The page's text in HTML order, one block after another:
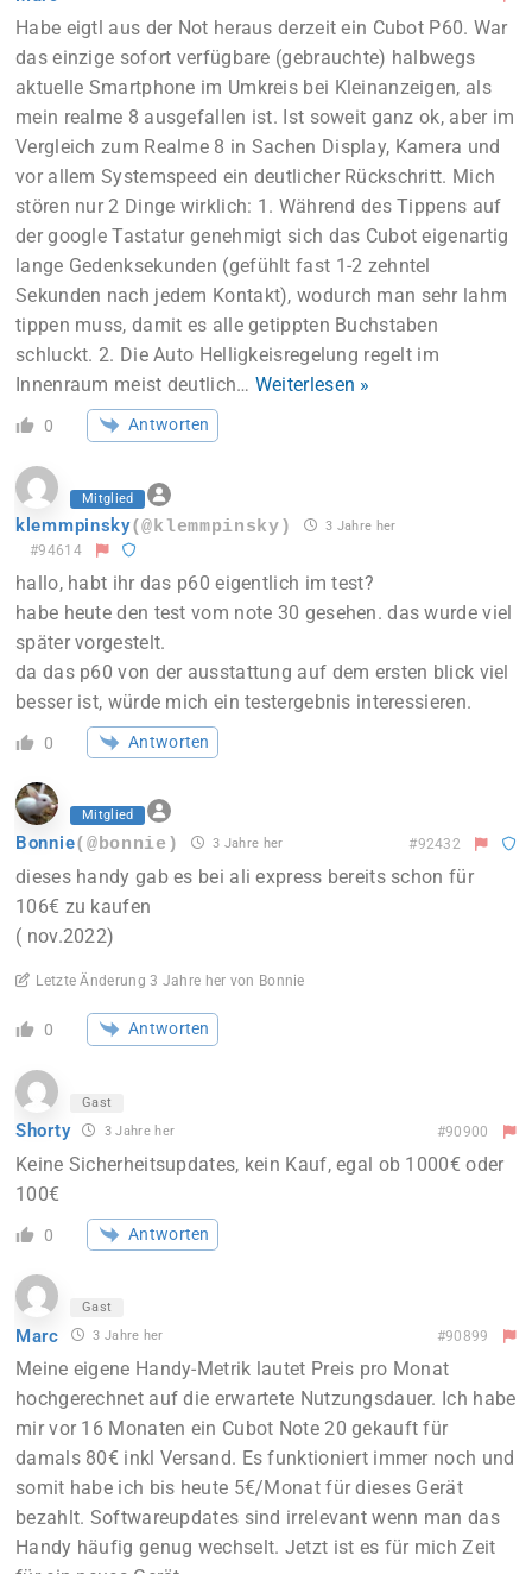
Habe eigtl aus der Not heraus derzeit ein Cubot P60. War
das einzige sofort verfügbare (gebrauchte) halbwegs
aktuelle Smartphone im Umkreis bei Kleinanzeigen, als
mein realme 8 ausgefallen ist. Ist soweit ganz ok, aber im
Vergleich zum Realme 8 in Sachen Display, Kamera und
vor allem Systemspeed ein deutlicher Rückschritt. Mich
stören nur 2 Dinge wirklich: 1. Während des Tippens auf
der google Tastatur genehmigt sich das Cubot eigenartig
lange Gedenksekunden (gefühlt fast 1-2 zehntel
Sekunden nach jedem Kontakt), wodurch man sehr lahm
tippen muss, damit es alle getippten Buchstaben
schluckt. 2. Die Auto Helligkeisregelung regelt im
Innenraum meist deutlich… Weiterlesen »
0 Antworten
Mitglied
klemmpinsky(@klemmpinsky) 3 Jahre her
#94614
hallo, habt ihr das p60 eigentlich im test?
habe heute den test vom note 30 gesehen. das wurde viel
später vorgestelt.
da das p60 von der ausstattung auf dem ersten blick viel
besser ist, würde mich ein testergebnis interessieren.
0 Antworten
Mitglied
Bonnie(@bonnie) 3 Jahre her #92432
dieses handy gab es bei ali express bereits schon für
106€ zu kaufen
( nov.2022)
Letzte Änderung 3 Jahre her von Bonnie
0 Antworten
Gast
Shorty 3 Jahre her #90900
Keine Sicherheitsupdates, kein Kauf, egal ob 1000€ oder
100€
0 Antworten
Gast
Marc 3 Jahre her #90899
Meine eigene Handy-Metrik lautet Preis pro Monat
hochgerechnet auf die erwartete Nutzungsdauer. Ich habe
mir vor 16 Monaten ein Cubot Note 20 gekauft für
damals 80€ inkl Versand. Es funktioniert immer noch und
somit habe ich bis heute 5€/Monat für dieses Gerät
bezahlt. Softwareupdates sind irrelevant wenn man das
Handy häufig genug wechselt. Jetzt ist es für mich Zeit